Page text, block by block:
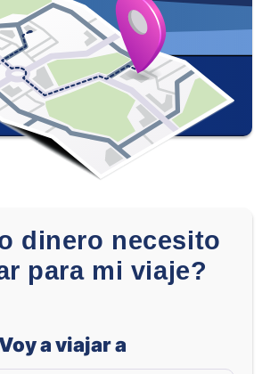
dinero necesito
para mi viaje?
a viajar a